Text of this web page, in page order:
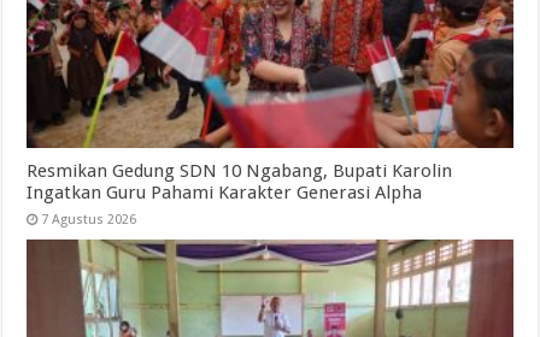
Resmikan Gedung SDN 10 Ngabang, Bupati Karolin
Ingatkan Guru Pahami Karakter Generasi Alpha
7 Agustus 2026